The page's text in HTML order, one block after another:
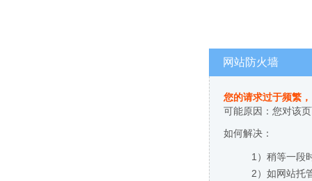
网站防火墙
您的请求过于频繁
可能原因：您对该
如何解决：
1）稍等一段
2）如网站托